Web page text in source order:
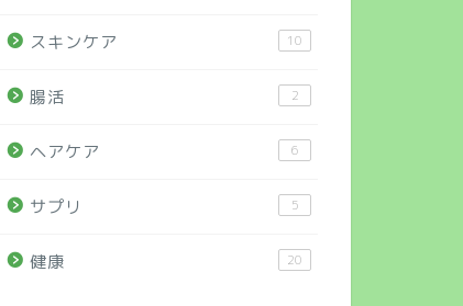
スキンケア 10
腸活 2
ヘアケア 6
サプリ 5
健康 20